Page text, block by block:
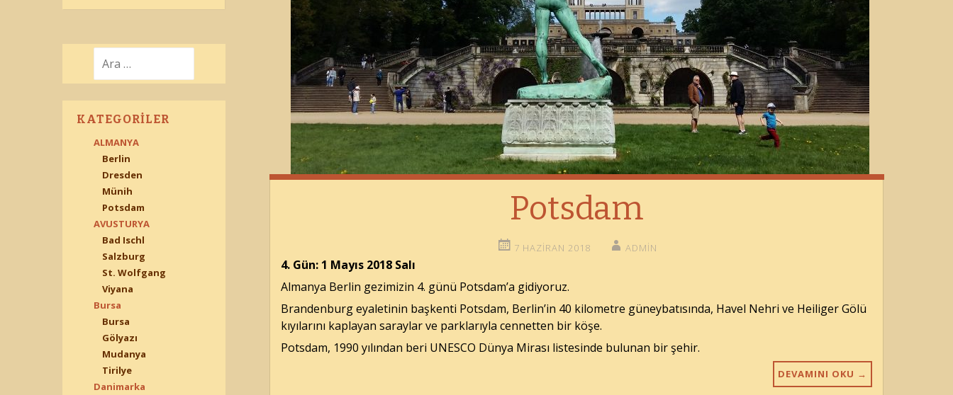
KATEGORILER
ALMANYA
Berlin
Dresden
Münih
Potsdam
AVUSTURYA
Bad Ischl
Salzburg
St. Wolfgang
Viyana
Bursa
Bursa
Gölyazı
Mudanya
Tirilye
Danimarka
Potsdam
7 HAZIRAN 2018 ADMIN
4. Gün: 1 Mayıs 2018 Salı
Almanya Berlin gezimizin 4. günü Potsdam’a gidiyoruz.
Brandenburg eyaletinin başkenti Potsdam, Berlin’in 40 kilometre güneybatısında, Havel Nehri ve Heiliger Gölü
kıyılarını kaplayan saraylar ve parklarıyla cennetten bir köşe.
Potsdam, 1990 yılından beri UNESCO Dünya Mirası listesinde bulunan bir şehir.
DEVAMINI OKU →